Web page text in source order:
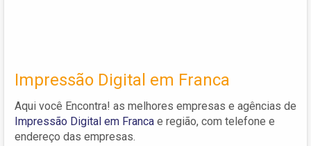
Impressão Digital em Franca
Aqui você Encontra! as melhores empresas e agências de
Impressão Digital em Franca e região, com telefone e
endereço das empresas.